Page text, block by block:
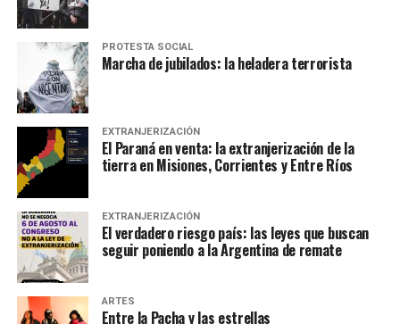
PROTESTA SOCIAL
Marcha de jubilados: la heladera terrorista
EXTRANJERIZACIÓN
El Paraná en venta: la extranjerización de la
tierra en Misiones, Corrientes y Entre Ríos
EXTRANJERIZACIÓN
El verdadero riesgo país: las leyes que buscan
seguir poniendo a la Argentina de remate
ARTES
Entre la Pacha y las estrellas